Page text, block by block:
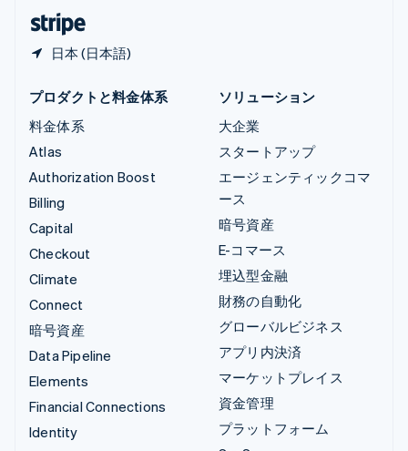
日本 (日本語)
プロダクトと料金体系
料金体系
Atlas
Authorization Boost
Billing
Capital
Checkout
Climate
Connect
暗号資産
Data Pipeline
Elements
Financial Connections
Identity
ソリューション
大企業
スタートアップ
エージェンティックコマ
ース
暗号資産
E-コマース
埋込型金融
財務の自動化
グローバルビジネス
アプリ内決済
マーケットプレイス
資金管理
プラットフォーム